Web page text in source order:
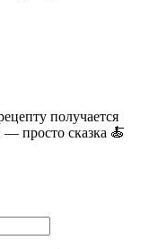
получается
— просто сказка 🍝